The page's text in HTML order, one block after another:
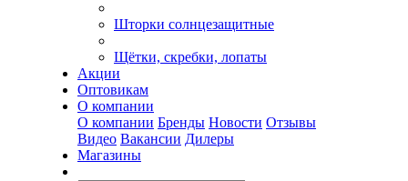
Шторки солнцезащитные
Щётки, скребки, лопаты
Акции
Оптовикам
О компании
О компании Бренды Новости Отзывы
Видео Вакансии Дилеры
Магазины